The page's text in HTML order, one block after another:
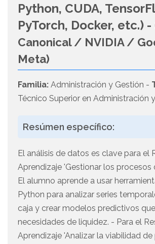
Python, CUDA,
PyTorch, Docker, etc.) -
Canonical / NVIDIA /
Meta)
Familia: Administración y Gestión -
Técnico Superior en Administración
Resúmen específico:
El análisis de datos es clave para el
Aprendizaje 'Gestionar los procesos
El alumno aprende a usar
Python para analizar series
caja y crear modelos predictivos
necesidades de liquidez. - Para el
Aprendizaje 'Analizar la viabilidad